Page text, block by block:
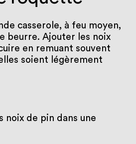
casserole, à feu moyen,
beurre. Ajouter les noix
en remuant souvent
soient légèrement
noix de pin dans une